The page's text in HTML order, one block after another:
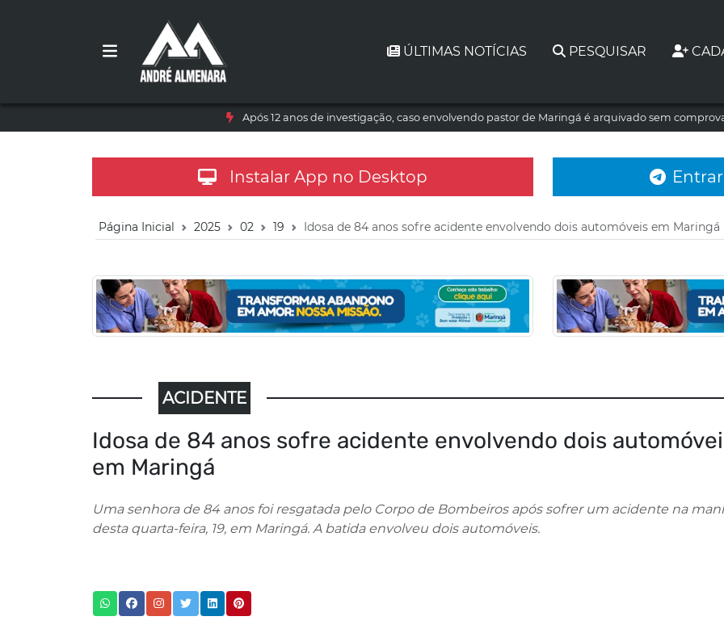
ÚLTIMAS NOTÍCIAS PESQUISAR
Após 12 anos de investigação, caso envolvendo pastor de Maringá é arquivado sem
Instalar App no Desktop
Página Inicial 2025 02 19 Idosa de 84 anos sofre acidente envolvendo dois automóveis em Maringá
ACIDENTE
Idosa de 84 anos sofre acidente envolvendo dois
em Maringá
Uma senhora de 84 anos foi resgatada pelo Corpo de Bombeiros após sofrer um acidente na
desta quarta-feira, 19, em Maringá. A batida envolveu dois automóveis.